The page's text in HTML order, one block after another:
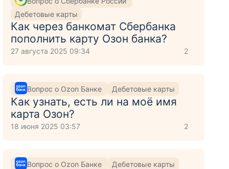
Дебетовые карты
Как через банкомат Сбербанка
пополнить карту Озон банка?
27 августа 2025 09:34 2
Вопрос о Ozon Банке Дебетовые карты
Как узнать, есть ли на моё имя
карта Озон?
18 июня 2025 03:57 2
Вопрос о Ozon Банке Дебетовые карты